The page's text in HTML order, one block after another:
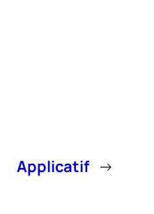
Applicatif →